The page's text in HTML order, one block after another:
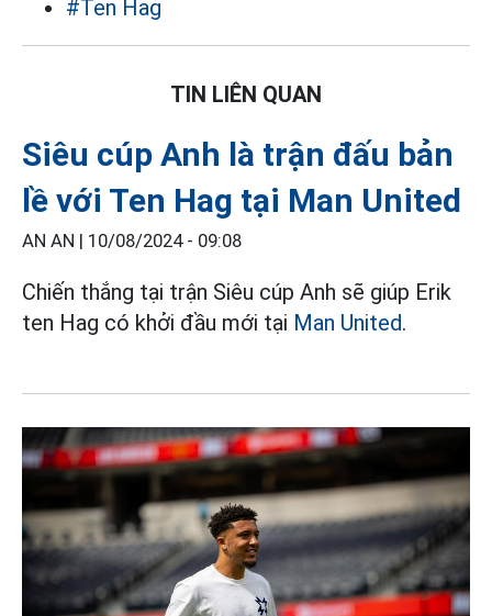
#Ten Hag
TIN LIÊN QUAN
Siêu cúp Anh là trận đấu bản
lề với Ten Hag tại Man United
AN AN | 10/08/2024 - 09:08
Chiến thắng tại trận Siêu cúp Anh sẽ giúp Erik
ten Hag có khởi đầu mới tại Man United.